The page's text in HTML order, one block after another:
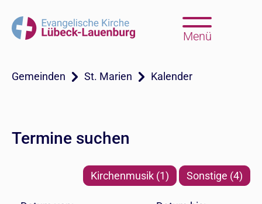
Menü
Gemeinden St. Marien Kalender
Termine suchen
Kirchenmusik (1) Sonstige (4)